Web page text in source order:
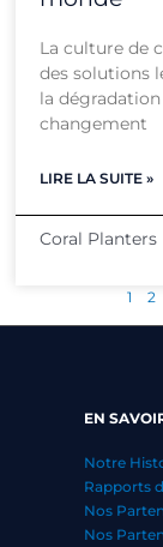
La culture de
des solutions
la
changement
LIRE LA SUITE »
Coral Planters
1 2
EN
Notre
Rapports
Nos
Nos